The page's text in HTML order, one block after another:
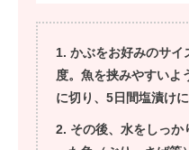
かぶをお好みのサ
度。魚を挟みやすいよ
に切り、5日間塩漬けに
その後、水をしっか